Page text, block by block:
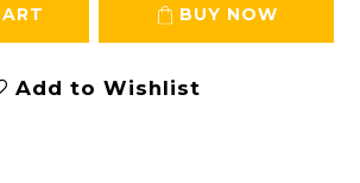
BUY NOW
Add to Wishlist